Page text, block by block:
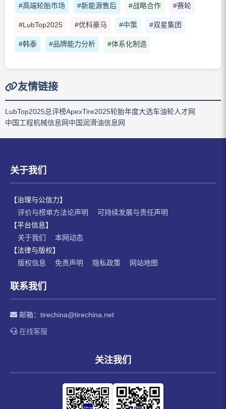
#高端轮胎市场 #新能源售后 #战略合作 #赛轮
#LubTop2025 #优科豪马 #中策 #双星集团
#韩泰 #品牌能力分析 #体系化制造
友情链接
LubTop2025总评榜ApexTire2025轮胎年度大选车油轮人才网
中国工程机械信息网中国润滑油信息网
关于我们
【治理与公信力】
评价与榜单方法论声明
可持续发展与责任声明
【平台信息】
关于我们
本网动态
【法律与版权】
版权信息
免责声明 隐私政策 网站地图
联系我们
邮箱： tirechina@tirechina.net
在线客服
关注我们